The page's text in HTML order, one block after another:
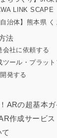
LINK SCAPE
自治体】熊本県
法
社に依頼する
ール・プラット
発する
ARの超基本ガ
作成サービス